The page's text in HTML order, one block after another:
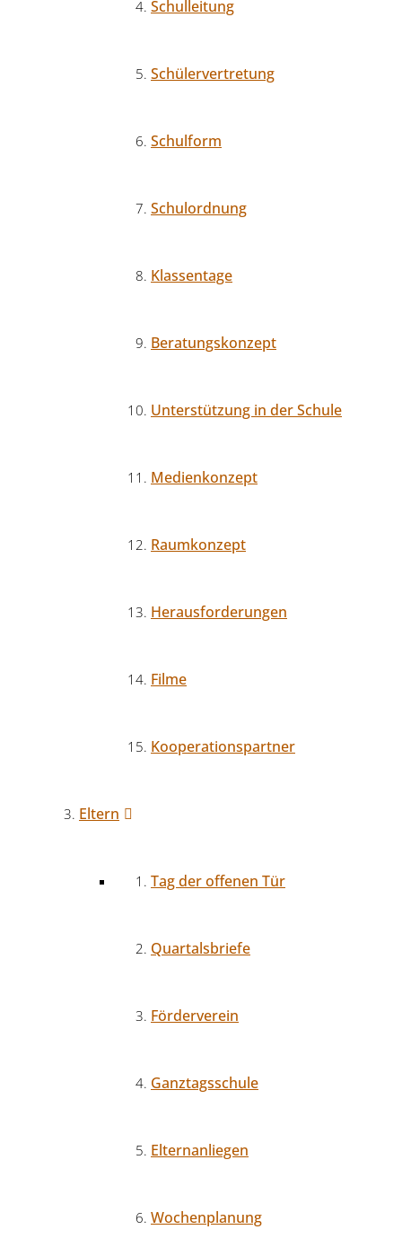
Schulleitung
Schülervertretung
Schulform
Schulordnung
Klassentage
Beratungskonzept
Unterstützung in der Schule
Medienkonzept
Raumkonzept
Herausforderungen
Filme
Kooperationspartner
Eltern
Tag der offenen Tür
Quartalsbriefe
Förderverein
Ganztagsschule
Elternanliegen
Wochenplanung